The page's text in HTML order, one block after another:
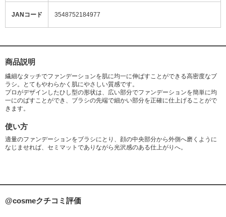
JANコード 3548752184977
商品説明
繊細なタッチでファンデーションを肌に均一に伸ばすことができる高密度なブ
ラシ。とてもやわらかく肌にやさしい質感です。
プロがデザインしたひし型の形状は、広い部分でファンデーションを簡単に均
一にのばすことができ、ブラシの先端で細かい部分を正確に仕上げることがで
きます。
使い方
適量のファンデーションをブラシにとり、顔の中央部分から外側へ磨くように
なじませれば、セミマットでありながら光沢感のある仕上がりへ。
@cosmeクチコミ評価